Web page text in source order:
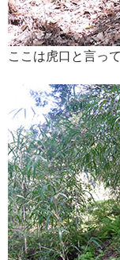
ここは虎口と言っ